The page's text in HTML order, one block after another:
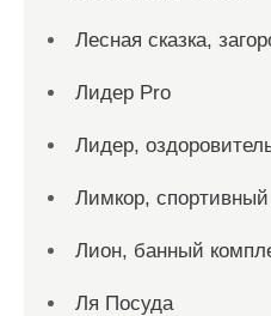
Лесная сказка,
Лидер Pro
Лидер,
Лимкор, спортивный
Лион, банный
Ля Посуда